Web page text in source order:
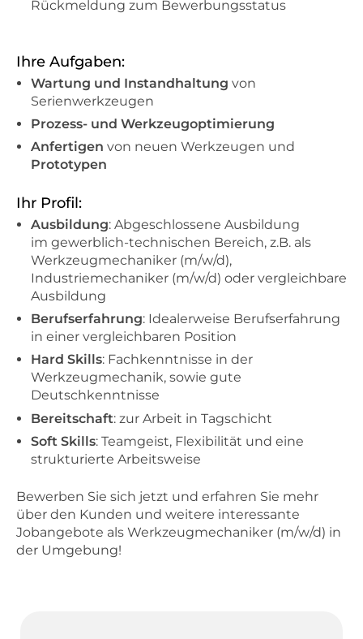
Rückmeldung zum Bewerbungsstatus
Ihre Aufgaben:
Wartung und Instandhaltung von
Serienwerkzeugen
Prozess- und Werkzeugoptimierung
Anfertigen von neuen Werkzeugen und
Prototypen
Ihr Profil:
Ausbildung: Abgeschlossene Ausbildung
im gewerblich-technischen Bereich, z.B. als
Werkzeugmechaniker (m/w/d),
Industriemechaniker (m/w/d) oder vergleichbare
Ausbildung
Berufserfahrung: Idealerweise Berufserfahrung
in einer vergleichbaren Position
Hard Skills: Fachkenntnisse in der
Werkzeugmechanik, sowie gute
Deutschkenntnisse
Bereitschaft: zur Arbeit in Tagschicht
Soft Skills: Teamgeist, Flexibilität und eine
strukturierte Arbeitsweise
Bewerben Sie sich jetzt und erfahren Sie mehr
über den Kunden und weitere interessante
Jobangebote als Werkzeugmechaniker (m/w/d) in
der Umgebung!